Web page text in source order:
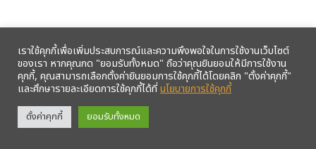
รับข้อมูลข่าวสารจากสหกรณ์ฯ ผ่าน LINE ก่อนใคร คลิก!
เราใช้คุกกี้เพื่อเพิ่มประสบการณ์และความพึงพอใจในการใช้งานเว็บไซต์
ของเรา หากคุณกด "ยอมรับทั้งหมด" ถือว่าคุณยินยอมให้มีการใช้งาน
คุกกี้, คุณสามารถเลือกตั้งค่ายินยอมการใช้คุกกี้ได้โดยคลิก "ตั้งค่าคุกกี้"
และศึกษารายละเอียดการใช้คุกกี้ได้ที่นโยบายการใช้คุกกี้
ตั้งค่าคุกกี้ ยอมรับทั้งหมด